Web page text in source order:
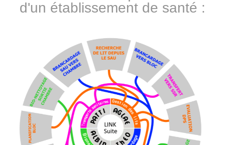
d'un établissement de santé :